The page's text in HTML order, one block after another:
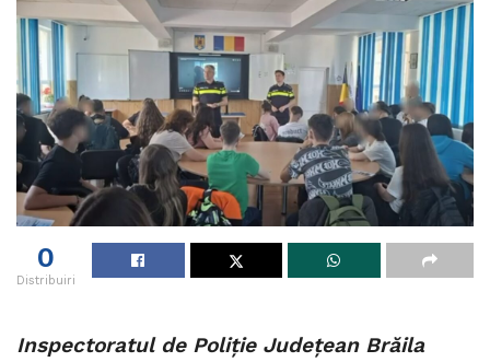
0
Distribuiri
Inspectoratul de Poliție Județean Brăila